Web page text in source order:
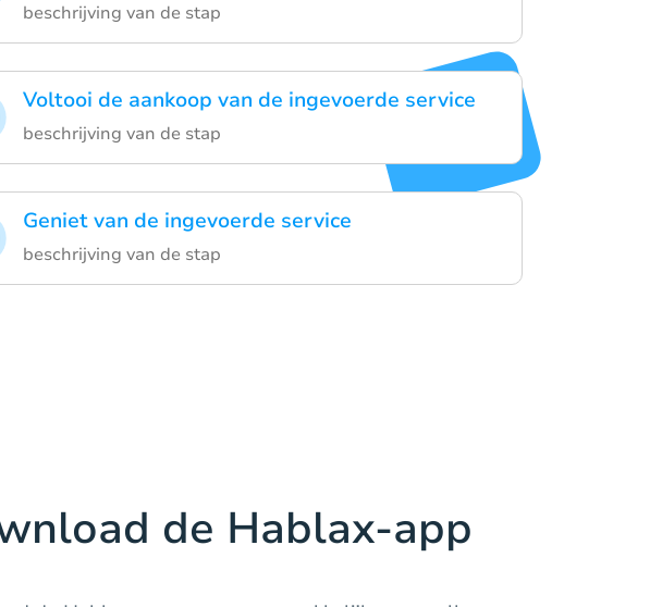
beschrijving van de stap
Voltooi de aankoop van de ingevoerde service
beschrijving van de stap
Geniet van de ingevoerde service
beschrijving van de stap
de Hablax-app